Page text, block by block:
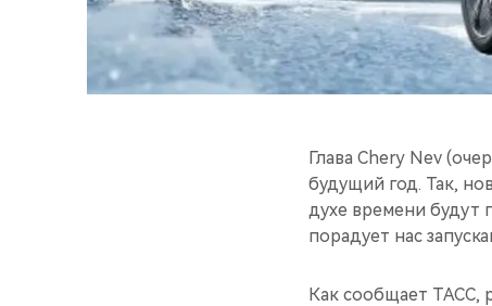
Глава Chery Nev
будущий год. Так,
духе времени будут
порадует нас
Как сообщает ТАСС,